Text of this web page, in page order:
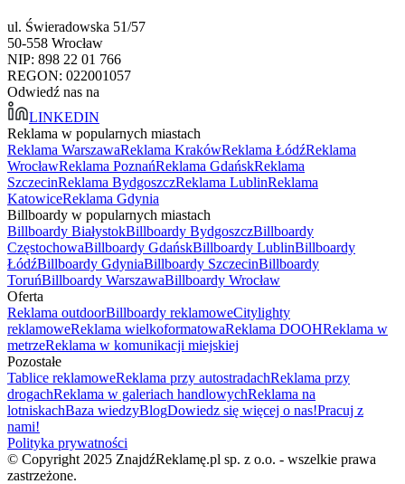
ul. Świeradowska 51/57
50-558 Wrocław
NIP: 898 22 01 766
REGON: 022001057
Odwiedź nas na
LINKEDIN
Reklama w popularnych miastach
Reklama WarszawaReklama KrakówReklama ŁódźReklama
WrocławReklama PoznańReklama GdańskReklama
SzczecinReklama BydgoszczReklama LublinReklama
KatowiceReklama Gdynia
Billboardy w popularnych miastach
Billboardy BiałystokBillboardy BydgoszczBillboardy
CzęstochowaBillboardy GdańskBillboardy LublinBillboardy
ŁódźBillboardy GdyniaBillboardy SzczecinBillboardy
ToruńBillboardy WarszawaBillboardy Wrocław
Oferta
Reklama outdoorBillboardy reklamoweCitylighty
reklamoweReklama wielkoformatowaReklama DOOHReklama w
metrzeReklama w komunikacji miejskiej
Pozostałe
Tablice reklamoweReklama przy autostradachReklama przy
drogachReklama w galeriach handlowychReklama na
lotniskachBaza wiedzyBlogDowiedz się więcej o nas!Pracuj z
nami!
Polityka prywatności
© Copyright 2025 ZnajdźReklamę.pl sp. z o.o. - wszelkie prawa
zastrzeżone.